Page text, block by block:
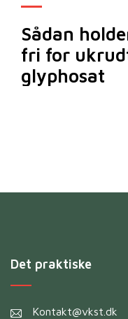
Sådan
fri for
glyphosat
Det praktiske
Kontakt@vkst.dk